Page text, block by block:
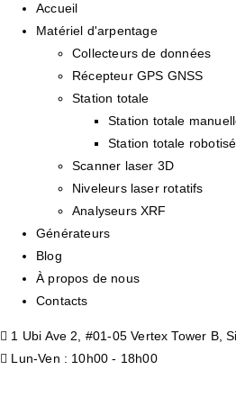
Accueil
Matériel d'arpentage
Collecteurs de données
Récepteur GPS GNSS
Station totale
Station totale
Station totale
Scanner laser 3D
Niveleurs laser rotatifs
Analyseurs XRF
Générateurs
Blog
À propos de nous
Contacts
1 Ubi Ave 2, #01-05 Vertex Tower B,
Lun-Ven : 10h00 - 18h00